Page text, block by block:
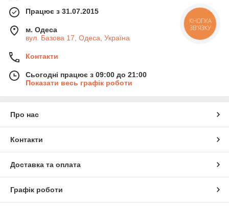
Працює з 31.07.2015
м. Одеса
вул. Базова 17, Одеса, Україна
Контакти
Сьогодні працює з 09:00 до 21:00
Показати весь графік роботи
Про нас
Контакти
Доставка та оплата
Графік роботи
КНОПКА
ЗВ'ЯЗКУ